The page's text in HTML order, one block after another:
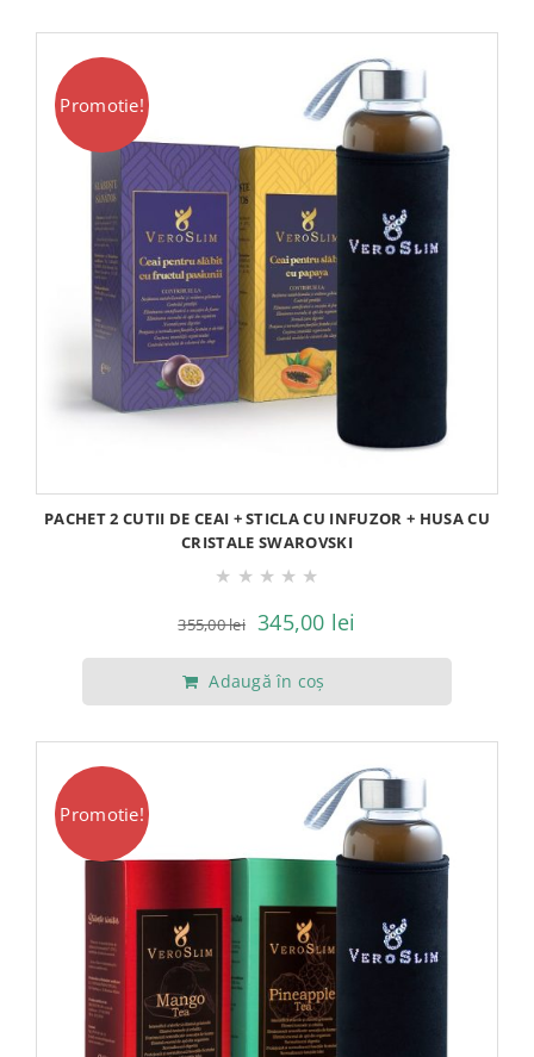
233,00 lei.
Promotie!
PACHET 2 CUTII DE CEAI + STICLA CU INFUZOR + HUSA CU
CRISTALE SWAROVSKI
★ ★ ★ ★ ★
355,00lei Prețul
inițial
a
355,00 lei.
345,00 lei
curent
Adaugă în coș
Promotie!